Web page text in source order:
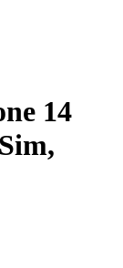
14